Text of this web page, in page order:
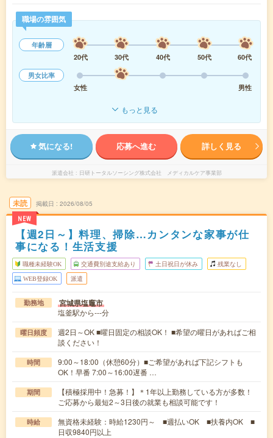
職場の雰囲気
年齢層
20代
30代 40代 50代
60代
男女比率
女性
男性
もっと見る
気になる! 応募へ進む 詳しく見る
派遣会社 日研トータルソーシング株式会社 メディカルケア事業部
未読
NEW
掲載日 2026/08/05
【週2日～】料理、掃除…カンタンな家事が仕
事になる！生活支援
職種未経験OK 交通費別途支給あり 土日祝日が休み 残業なし
WEB登録OK 派遣
勤務地 宮城県塩竈市
塩釜駅から---分
曜日頻度
週2日～OK ■曜日固定の相談OK！ ■希望の曜日があればご相
談ください！
時間
9:00～18:00（休憩60分）■ご希望があれば下記シフトも
OK！早番 7:00～16:00遅番 …
期間
【積極採用中！急募！】＊1年以上勤務している方が多数！
ご応募から最短2～3日後の就業も相談可能です！
時給
無資格未経験：時給1230円～ ■週払いOK ■扶養内OK ■
日収9840円以上